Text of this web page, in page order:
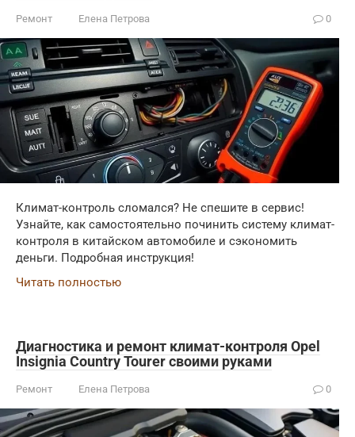
Ремонт Елена Петрова 0
Климат-контроль сломался? Не спешите в сервис!
Узнайте, как самостоятельно починить систему климат-
контроля в китайском автомобиле и сэкономить
деньги. Подробная инструкция!
Читать полностью
Диагностика и ремонт климат-контроля Opel
Insignia Country Tourer своими руками
Ремонт Елена Петрова 0